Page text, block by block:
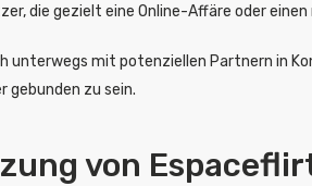
die gezielt eine Online-Affäre oder
unterwegs mit potenziellen Partnern in
gebunden zu sein.
von